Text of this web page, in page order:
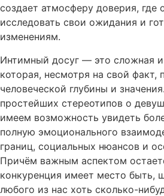
создает атмосферу доверия, где
исследовать свои ожидания и
изменениям.
Интимный досуг — это сложная
которая, несмотря на свой факт,
человеческой глубины и
простейших стереотипов о
имеем возможность увидеть
полную эмоционального
границ, социальных нюансов и
Причём важным аспектом
конкуренция имеет место быть,
любого из нас хоть сколько-